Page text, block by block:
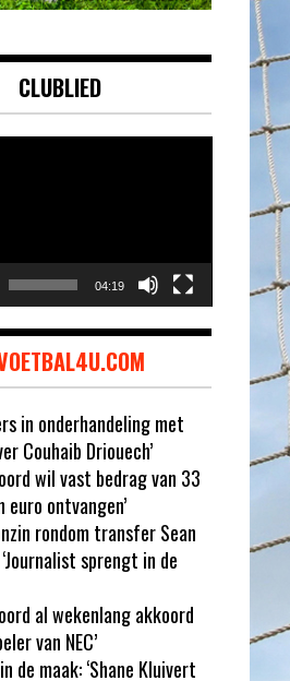
CLUBLIED
04:19
in onderhandeling met
Couhaib Driouech’
wil vast bedrag van 33
euro ontvangen’
rondom transfer Sean
sprengt in de
al wekenlang akkoord
van NEC’
de maak: ‘Shane Kluivert